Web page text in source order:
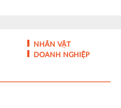
NHÂN VẬT
DOANH NGHIỆP